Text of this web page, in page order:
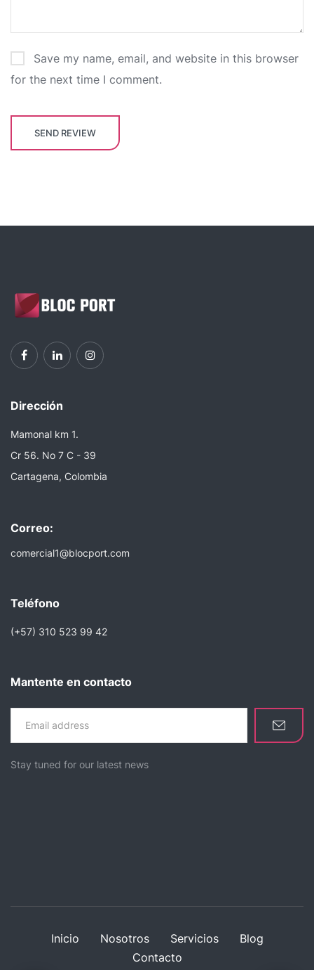
Save my name, email, and website in this browser
for the next time I comment.
Dirección
Mamonal km 1.
Cr 56. No 7 C - 39
Cartagena, Colombia
Correo:
comercial1@blocport.com
Teléfono
(+57) 310 523 99 42
Mantente en contacto
Stay tuned for our latest news
Inicio Nosotros Servicios
Blog
Contacto